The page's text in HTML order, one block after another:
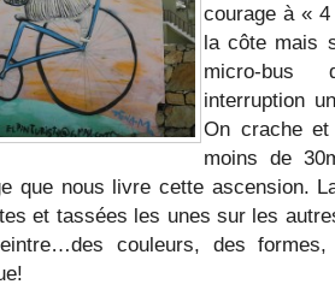
courage à «
la côte mais
micro-bus
interruption
On crache
moins de
que nous livre cette ascension.
et tassées les unes sur les
couleurs, des